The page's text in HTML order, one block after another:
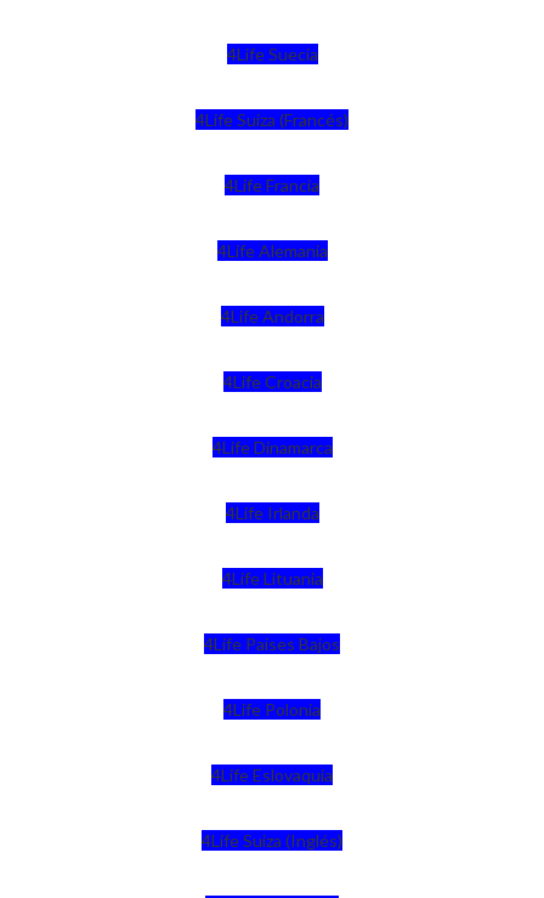
4Life Suecia
4Life Suiza (Francés)
4Life Francia
4Life Alemania
4Life Andorra
4Life Croacia
4Life Dinamarca
4Life Irlanda
4Life Lituania
4Life Paises Bajos
4Life Polonia
4Life Eslovaquia
4Life Suiza (Inglés)